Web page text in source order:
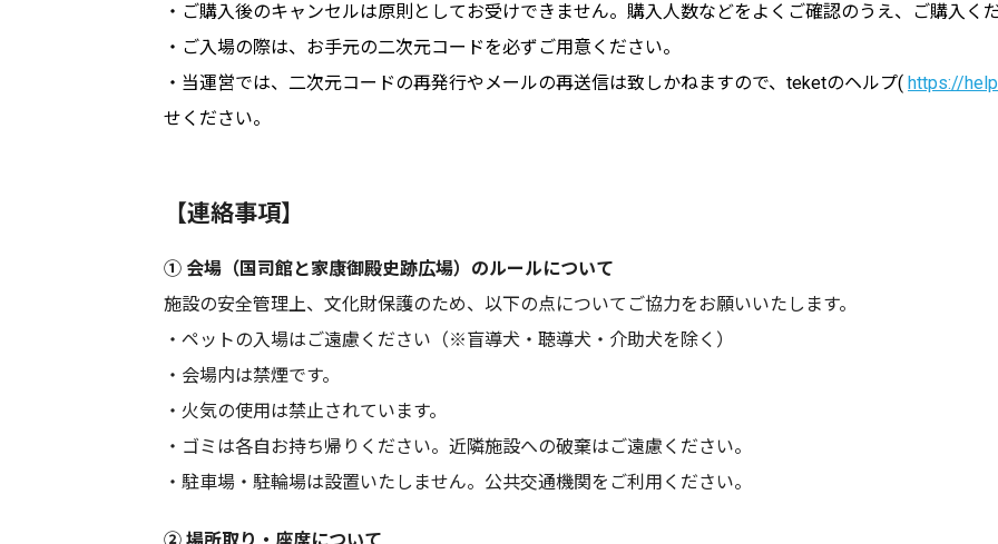
・ご購入後のキャンセルは原則としてお受けできません。購入人数などをよくご確認のうえ、ご購入く
・ご入場の際は、お手元の二次元コードを必ずご用意ください。
・当運営では、二次元コードの再発行やメールの再送信は致しかねますので、teketのヘルプ( https://
せください。
【連絡事項】
① 会場（国司館と家康御殿史跡広場）のルールについて
施設の安全管理上、文化財保護のため、以下の点についてご協力をお願いいたします。
・ペットの入場はご遠慮ください（※盲導犬・聴導犬・介助犬を除く）
・会場内は禁煙です。
・火気の使用は禁止されています。
・ゴミは各自お持ち帰りください。近隣施設への破棄はご遠慮ください。
・駐車場・駐輪場は設置いたしません。公共交通機関をご利用ください。